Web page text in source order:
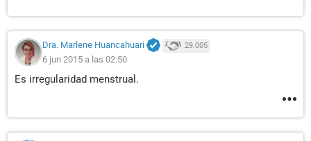
Dra. Marlene Huancahuari 29.005
6 jun 2015 a las 02:50
Es irregularidad menstrual.